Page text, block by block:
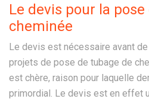
Le devis pour la
cheminée
Le devis est nécessaire avant
projets de pose de tubage de
est chère, raison pour laquelle
primordial. Le devis est en effet